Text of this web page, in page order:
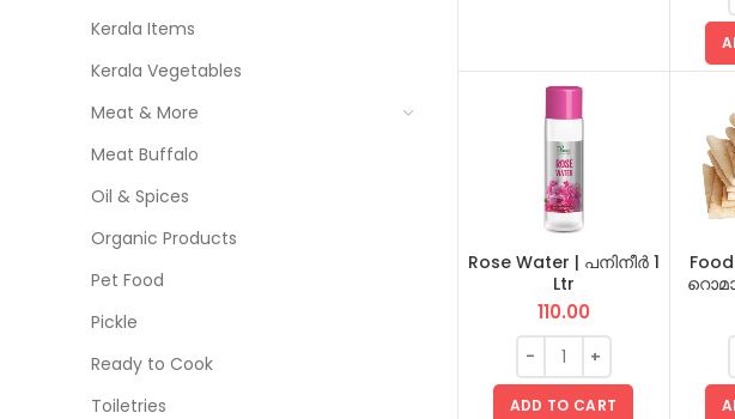
Kerala Items
Kerala Vegetables
Meat & More
Meat Buffalo
Oil & Spices
Organic Products
Pet Food
Pickle
Ready to Cook
Toiletries
Rose Water | പനിനീർ 1
Ltr
110.00
ADD TO CART